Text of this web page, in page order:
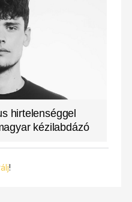
hirtelenséggel
kézilabdázó
!